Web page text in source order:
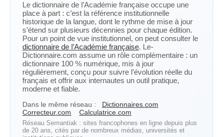
Le dictionnaire de l’Académie française occupe une
place à part : c’est la référence institutionnelle
historique de la langue, dont le rythme de mise à jour
s’étend sur plusieurs décennies pour chaque édition.
Pour un point de vue institutionnel, on peut consulter le
dictionnaire de l’Académie française. Le-
Dictionnaire.com assume un rôle complémentaire : un
dictionnaire 100 % numérique, mis à jour
régulièrement, conçu pour suivre l’évolution réelle du
français et offrir aux internautes un outil pratique,
moderne et fiable.
Dans le même réseau :
Dictionnaires.com
Correcteur.com
Calculatrice.com
Réseau Semantiak : sites francophones en ligne depuis plus
de 20 ans, cités par de nombreux médias, universités et